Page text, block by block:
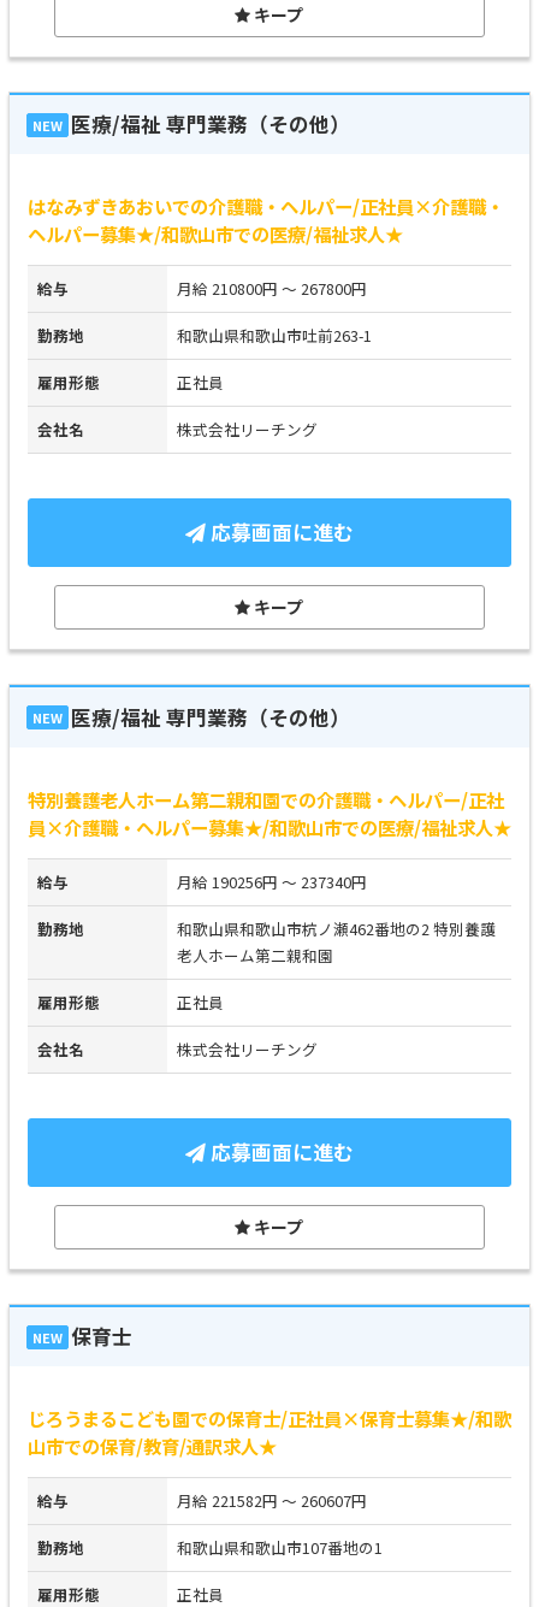
キープ
NEW 医療/福祉 専門業務（その他）
はなみずきあおいでの介護職・ヘルパー/正社員×介護職・
ヘルパー募集★/和歌山市での医療/福祉求人★
給与 月給 210800円 ～ 267800円
勤務地 和歌山県和歌山市吐前263-1
雇用形態 正社員
会社名 株式会社リーチング
応募画面に進む
キープ
NEW 医療/福祉 専門業務（その他）
特別養護老人ホーム第二親和園での介護職・ヘルパー/正社
員×介護職・ヘルパー募集★/和歌山市での医療/福祉求人★
給与 月給 190256円 ～ 237340円
勤務地
和歌山県和歌山市杭ノ瀬462番地の2 特別養護
老人ホーム第二親和園
雇用形態 正社員
会社名 株式会社リーチング
応募画面に進む
キープ
NEW 保育士
じろうまるこども園での保育士/正社員×保育士募集★/和歌
山市での保育/教育/通訳求人★
給与 月給 221582円 ～ 260607円
勤務地 和歌山県和歌山市107番地の1
雇用形態 正社員